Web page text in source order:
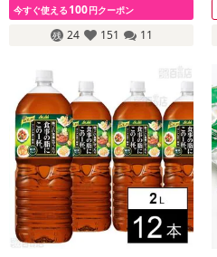
今すぐ使える 100円クーポン
24 151 11